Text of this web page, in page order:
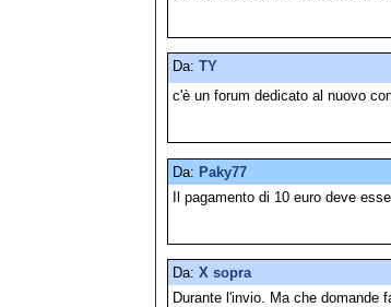
Da: TY
c'è un forum dedicato al nuovo
Da: Paky77
Il pagamento di 10 euro deve
Da: X sopra
Durante l'invio. Ma che domande